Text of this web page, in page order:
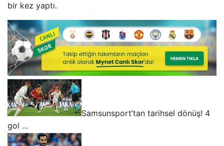
bir kez yaptı.
Samsunsport’tan tarihsel dönüş! 4
gol …